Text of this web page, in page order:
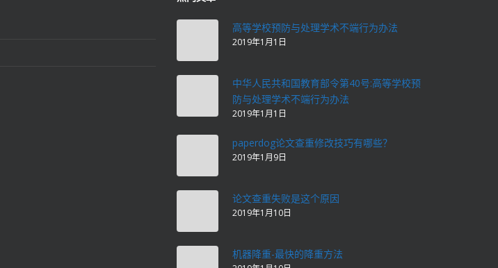
高等学校预防与处理学术不端行为办法
2019年1月1日
中华人民共和国教育部令第40号:高等学校预
防与处理学术不端行为办法
2019年1月1日
paperdog论文查重修改技巧有哪些？
2019年1月9日
论文查重失败是这个原因
2019年1月10日
机器降重-最快的降重方法